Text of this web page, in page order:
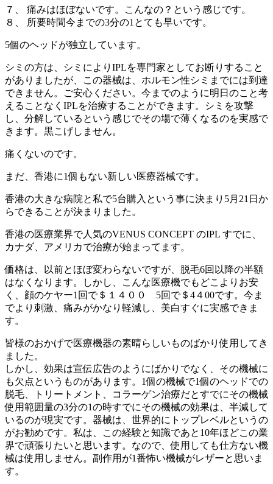
７、 痛みはほぼないです。こんなの？という感じです。
８、 所要時間今までの3分の1とても早いです。
5個のヘッドが独立しています。
シミの方は、シミによりIPLを専門家としてお断りすること
がありましたが、この器械は、ホルモン性シミまでには到達
できません。ご安心ください。今までのように明日のこと考
えることなくIPLを治療することができます。シミを攻撃
し、分解しているという感じでその場で薄くなるのを実感で
きます。黒こげしません。
痛くないのです。
まだ、香港に1個もない新しい医療器械です。
香港の大きな病院と私で5台購入という事に決まり5月21日か
らできることが決まりました。
香港の医療業界で人気のVENUS CONCEPT のIPL すでに、
カナダ、アメリカで治療が始まってます。
価格は、以前とほぼ変わらないですが、脱毛6回以降の半額
はなくなります。しかし、こんな医療機でもどこよりお安
く、顔のケヤー1回で＄１４００ 5回で＄4４00です。今ま
でより刺激、痛みがかなり軽減し、美白すぐに実感できま
す。
皆様のおかげで医療機器の素晴らしいものばかり使用してき
ました。
しかし、効果は宣伝広告のようにばかりでなく、その機械に
も欠点というものがあります。1個の機械で1個のヘッドでの
脱毛、トリートメント、コラーゲン治療だとすでにその機械
使用範囲量の3分の1の時すでにその機械の効果は、半減して
いるのが現実です。器械は、世界的にトップレベルというの
がお勧めです。私は、この経験と知識であと10年ほどこの業
界で頑張りたいと思います。なので、使用しても仕方ない機
械は使用しません。副作用が1番怖い機械がレザーと思いま
す。